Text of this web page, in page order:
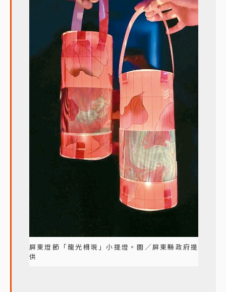
屏東燈節「龍光柵現」小提燈。圖／屏東縣政府提
供